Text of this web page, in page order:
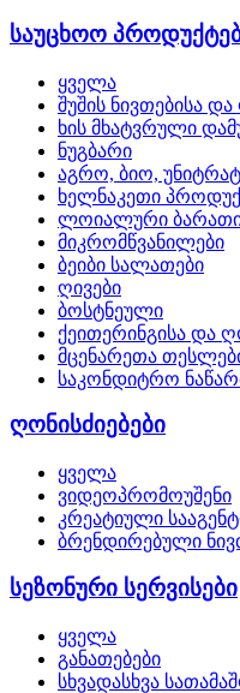
საუცხოო
ყველა
შუშის ნივთებისა
ხის მხატვრული
ნუგბარი
აგრო, ბიო,
ხელნაკეთი
ლოიალური
მიკრომწვანილები
ბეიბი სალათები
ღივები
ბოსტნეული
ქეითერინგისა და
მცენარეთა
საკონდიტრო
ღონისძიებები
ყველა
ვიდეოპრომოუშენი
კრეატიული
ბრენდირებული
სეზონური სერვისები
ყველა
განათებები
სხვადასხვა